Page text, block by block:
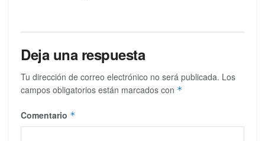
Deja una respuesta
Tu dirección de correo electrónico no será publicada. Los
campos obligatorios están marcados con *
Comentario *